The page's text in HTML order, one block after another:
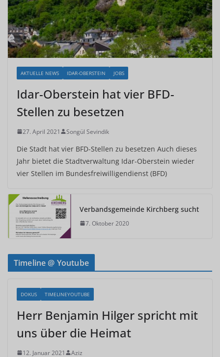
AKTUELLE NEWS IDAR-OBERSTEIN JOBS
Idar-Oberstein hat vier BFD-
Stellen zu besetzen
27. April 2021 Songül Sevindik
Die Stadt hat vier BFD-Stellen zu besetzen Auch dieses
Jahr bietet die Stadtverwaltung Idar-Oberstein wieder
vier Stellen im Bundesfreiwilligendienst (BFD)
Verbandsgemeinde Kirchberg sucht
7. Oktober 2020
Timeline @ Youtube
DOKUS TIMELINEYOUTUBE
Herr Benjamin Hilger spricht mit
uns über die Heimat
12. Januar 2021 Aziz